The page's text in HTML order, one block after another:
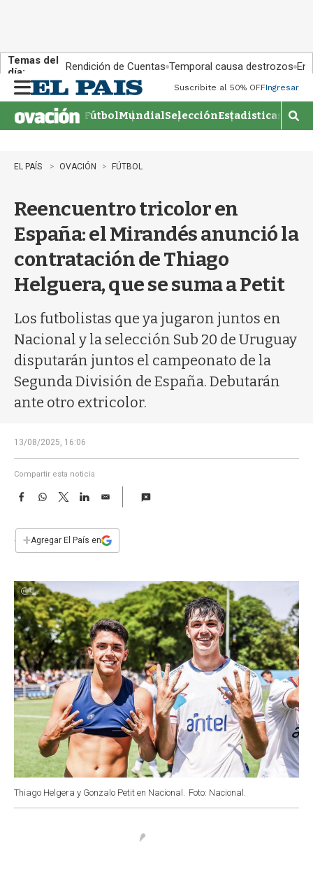
Temas del
día:
Rendición de Cuentas Temporal causa destrozos En
n
u
Suscribite al 50% OFFIngresar
FútbolMundialSelecciónEstadisticas
M
o
�
EL PAÍS OVACIÓN FÚTBOL
Reencuentro tricolor en
España: el Mirandés anunció la
contratación de Thiago
Helguera, que se suma a Petit
Los futbolistas que ya jugaron juntos en
Nacional y la selección Sub 20 de Uruguay
disputarán juntos el campeonato de la
Segunda División de España. Debutarán
ante otro extricolor.
13/08/2025, 16:06
Compartir esta noticia
F
e
b
k
W
s
p
T
w
t
L
E
i
l
+Agregar El País en
Thiago Helgera y Gonzalo Petit en Nacional. Foto: Nacional.